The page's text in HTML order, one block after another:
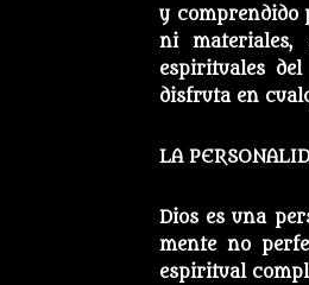
y comprendido
ni materiales,
espirituales
disfruta en
LA
Dios es una
mente no
espiritual